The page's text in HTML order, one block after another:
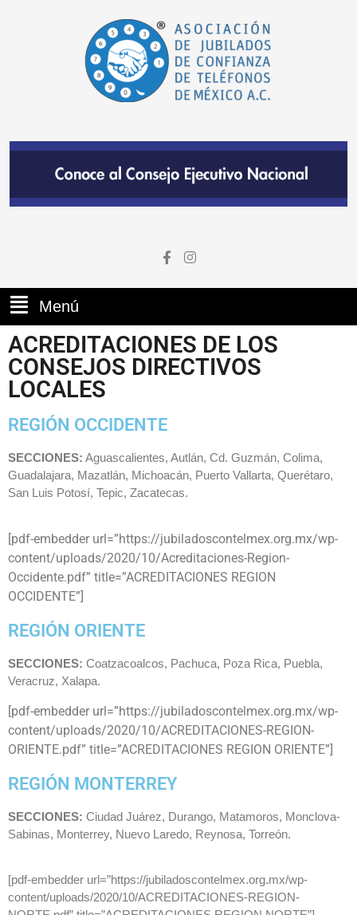
Menú
ACREDITACIONES DE LOS
CONSEJOS DIRECTIVOS
LOCALES
REGIÓN OCCIDENTE
SECCIONES: Aguascalientes, Autlán, Cd. Guzmán, Colima,
Guadalajara, Mazatlán, Michoacán, Puerto Vallarta, Querétaro,
San Luis Potosí, Tepic, Zacatecas.
[pdf-embedder url=”https://jubiladoscontelmex.org.mx/wp-
content/uploads/2020/10/Acreditaciones-Region-
Occidente.pdf” title=”ACREDITACIONES REGION
OCCIDENTE”]
REGIÓN ORIENTE
SECCIONES: Coatzacoalcos, Pachuca, Poza Rica, Puebla,
Veracruz, Xalapa.
[pdf-embedder url=”https://jubiladoscontelmex.org.mx/wp-
content/uploads/2020/10/ACREDITACIONES-REGION-
ORIENTE.pdf” title=”ACREDITACIONES REGION ORIENTE”]
REGIÓN MONTERREY
SECCIONES: Ciudad Juárez, Durango, Matamoros, Monclova-
Sabinas, Monterrey, Nuevo Laredo, Reynosa, Torreón.
[pdf-embedder url=”https://jubiladoscontelmex.org.mx/wp-
content/uploads/2020/10/ACREDITACIONES-REGION-